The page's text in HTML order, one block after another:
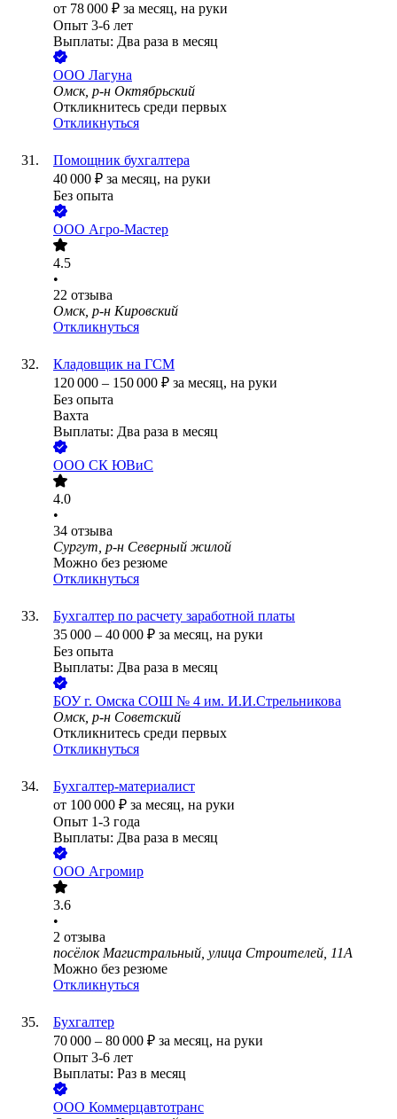
от 78 000 ₽ за месяц, на руки
Опыт 3-6 лет
Выплаты: Два раза в месяц
ООО Лагуна
Омск, р-н Октябрьский
Откликнитесь среди первых
Откликнуться
Помощник бухгалтера
40 000 ₽ за месяц, на руки
Без опыта
ООО Агро-Мастер
4.5
•
22 отзыва
Омск, р-н Кировский
Откликнуться
Кладовщик на ГСМ
120 000 – 150 000 ₽ за месяц, на руки
Без опыта
Вахта
Выплаты: Два раза в месяц
ООО СК ЮВиС
4.0
•
34 отзыва
Сургут, р-н Северный жилой
Можно без резюме
Откликнуться
Бухгалтер по расчету заработной платы
35 000 – 40 000 ₽ за месяц, на руки
Без опыта
Выплаты: Два раза в месяц
БОУ г. Омска СОШ № 4 им. И.И.Стрельникова
Омск, р-н Советский
Откликнитесь среди первых
Откликнуться
Бухгалтер-материалист
от 100 000 ₽ за месяц, на руки
Опыт 1-3 года
Выплаты: Два раза в месяц
ООО Агромир
3.6
•
2 отзыва
посёлок Магистральный, улица Строителей, 11А
Можно без резюме
Откликнуться
Бухгалтер
70 000 – 80 000 ₽ за месяц, на руки
Опыт 3-6 лет
Выплаты: Раз в месяц
ООО Коммерцавтотранс